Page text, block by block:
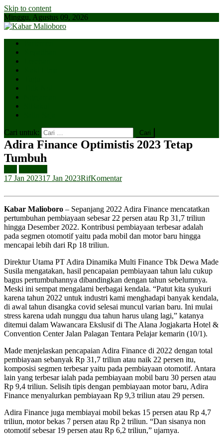
Skip to content
Minggu, Agustus 09, 2026
Cari untuk:
Adira Finance Optimistis 2023 Tetap
Tumbuh
17 Jan 202317 Jan 2023RifKomentar
Kabar Malioboro – Sepanjang 2022 Adira Finance mencatatkan
pertumbuhan pembiayaan sebesar 22 persen atau Rp 31,7 triliun
hingga Desember 2022. Kontribusi pembiayaan terbesar adalah
pada segmen otomotif yaitu pada mobil dan motor baru hingga
mencapai lebih dari Rp 18 triliun.
Direktur Utama PT Adira Dinamika Multi Finance Tbk Dewa Made
Susila mengatakan, hasil pencapaian pembiayaan tahun lalu cukup
bagus pertumbuhannya dibandingkan dengan tahun sebelumnya.
Meski ini sempat mengalami berbagai kendala. “Patut kita syukuri
karena tahun 2022 untuk industri kami menghadapi banyak kendala,
di awal tahun disangka covid selesai muncul varian baru. Ini mulai
stress karena udah nunggu dua tahun harus ulang lagi,” katanya
ditemui dalam Wawancara Ekslusif di The Alana Jogjakarta Hotel &
Convention Center Jalan Palagan Tentara Pelajar kemarin (10/1).
Made menjelaskan pencapaian Adira Finance di 2022 dengan total
pembiayaan sebanyak Rp 31,7 triliun atau naik 22 persen itu,
komposisi segmen terbesar yaitu pada pembiayaan otomotif. Antara
lain yang terbesar ialah pada pembiayaan mobil baru 30 persen atau
Rp 9,4 triliun. Selisih tipis dengan pembiayaan motor baru, Adira
Finance menyalurkan pembiayaan Rp 9,3 triliun atau 29 persen.
Adira Finance juga membiayai mobil bekas 15 persen atau Rp 4,7
triliun, motor bekas 7 persen atau Rp 2 triliun. “Dan sisanya non
otomotif sebesar 19 persen atau Rp 6,2 triliun,” ujarnya.